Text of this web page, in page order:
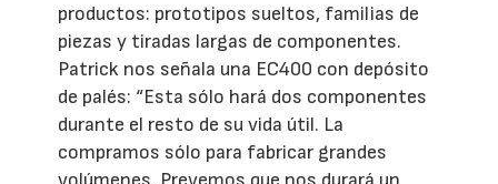
productos: prototipos sueltos, familias de
piezas y tiradas largas de componentes.
Patrick nos señala una EC400 con depósito
de palés: “Esta sólo hará dos componentes
durante el resto de su vida útil. La
compramos sólo para fabricar grandes